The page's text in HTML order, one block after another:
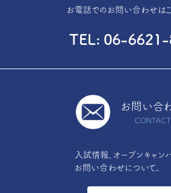
お電話でのお問い合わせはこ
TEL 06-6621-
お問い合
CONTACT
入試情報、オープンキャン
お問い合わせについて。